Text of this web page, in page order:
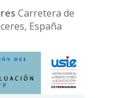
Carretera de
España